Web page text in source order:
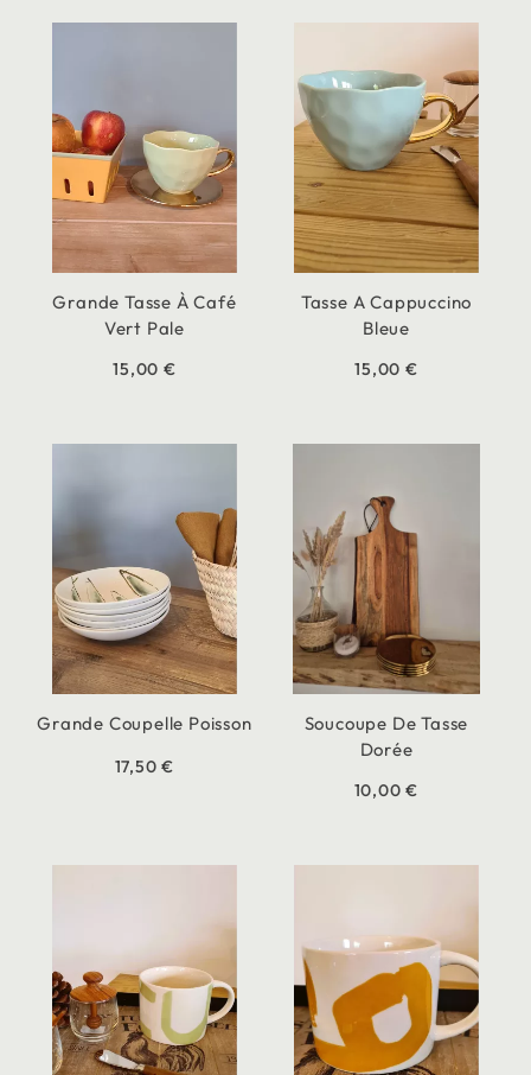
Grande Tasse À Café
Vert Pale
15,00 €
Tasse A Cappuccino
Bleue
15,00 €
Grande Coupelle Poisson
17,50 €
Soucoupe De Tasse
Dorée
10,00 €